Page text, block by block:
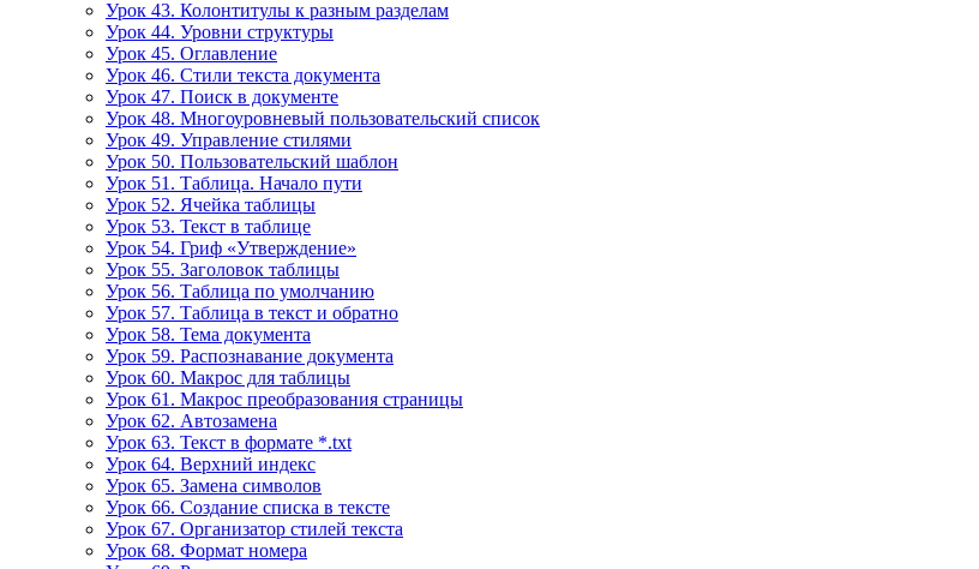
Урок 43. Колонтитулы к разным разделам
Урок 44. Уровни структуры
Урок 45. Оглавление
Урок 46. Стили текста документа
Урок 47. Поиск в документе
Урок 48. Многоуровневый пользовательский список
Урок 49. Управление стилями
Урок 50. Пользовательский шаблон
Урок 51. Таблица. Начало пути
Урок 52. Ячейка таблицы
Урок 53. Текст в таблице
Урок 54. Гриф «Утверждение»
Урок 55. Заголовок таблицы
Урок 56. Таблица по умолчанию
Урок 57. Таблица в текст и обратно
Урок 58. Тема документа
Урок 59. Распознавание документа
Урок 60. Макрос для таблицы
Урок 61. Макрос преобразования страницы
Урок 62. Автозамена
Урок 63. Текст в формате *.txt
Урок 64. Верхний индекс
Урок 65. Замена символов
Урок 66. Создание списка в тексте
Урок 67. Организатор стилей текста
Урок 68. Формат номера